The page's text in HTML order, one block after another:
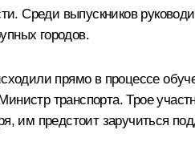
Среди выпускников
городов.
прямо в процессе
транспорта. Трое
предстоит заручиться